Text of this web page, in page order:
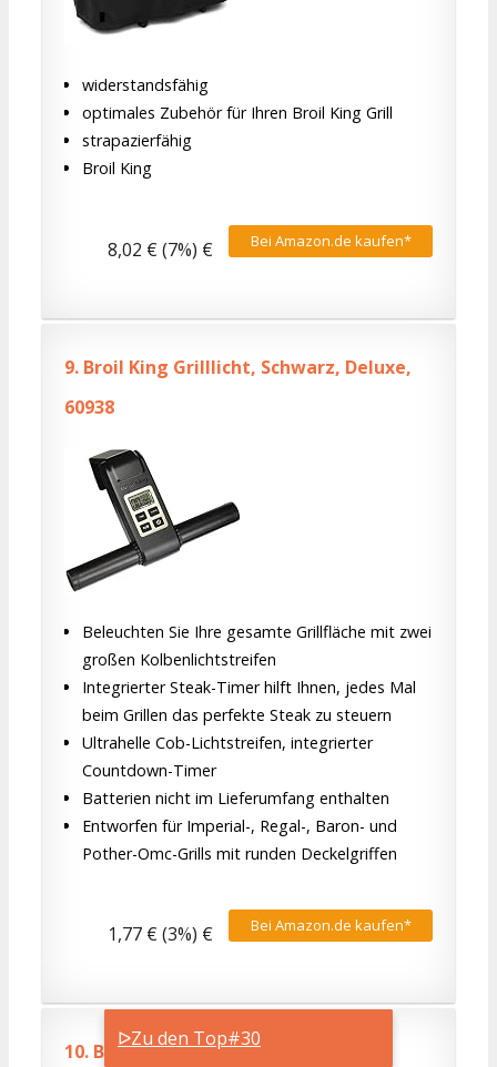
ᐅZu den Top#30
widerstandsfähig
optimales Zubehör für Ihren Broil King Grill
strapazierfähig
Broil King
Bei Amazon.de kaufen*
8,02 € (7%) €
9. Broil King Grilllicht, Schwarz, Deluxe,
60938
Beleuchten Sie Ihre gesamte Grillfläche mit zwei
großen Kolbenlichtstreifen
Integrierter Steak-Timer hilft Ihnen, jedes Mal
beim Grillen das perfekte Steak zu steuern
Ultrahelle Cob-Lichtstreifen, integrierter
Countdown-Timer
Batterien nicht im Lieferumfang enthalten
Entworfen für Imperial-, Regal-, Baron- und
Pother-Omc-Grills mit runden Deckelgriffen
Bei Amazon.de kaufen*
1,77 € (3%) €
10. Broil King Spiessgestell